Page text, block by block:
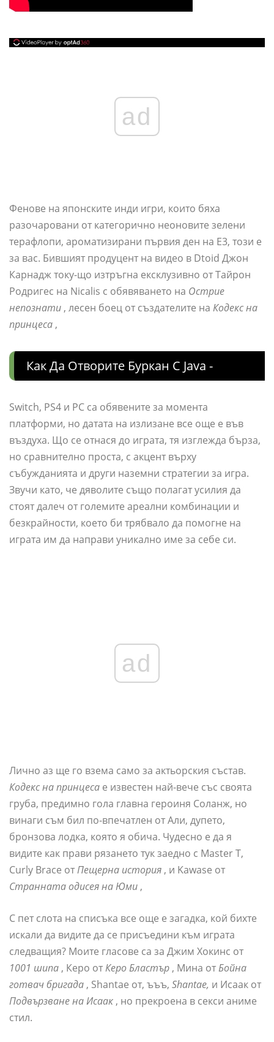
ad
Фенове на японските инди игри, които бяха
разочаровани от категорично неоновите зелени
терафлопи, ароматизирани първия ден на E3, този е
за вас. Бившият продуцент на видео в Dtoid Джон
Карнадж току-що изтръгна ексклузивно от Тайрон
Родригес на Nicalis с обявяването на Острие
непознати , лесен боец ​​от създателите на Кодекс на
принцеса ,
Как Да Отворите Буркан С Java -
Switch, PS4 и PC са обявените за момента
платформи, но датата на излизане все още е във
въздуха. Що се отнася до играта, тя изглежда бърза,
но сравнително проста, с акцент върху
събужданията и други наземни стратегии за игра.
Звучи като, че дяволите също полагат усилия да
стоят далеч от големите ареални комбинации и
безкрайности, което би трябвало да помогне на
играта им да направи уникално име за себе си.
ad
Лично аз ще го взема само за актьорския състав.
Кодекс на принцеса е известен най-вече със своята
груба, предимно гола главна героиня Соланж, но
винаги съм бил по-впечатлен от Али, дупето,
бронзова лодка, която я обича. Чудесно е да я
видите как прави рязането тук заедно с Master T,
Curly Brace отПещерна история , и Kawase от
Странната одисея на Юми ,
С пет слота на списъка все още е загадка, кой бихте
искали да видите да се присъедини към играта
следващия? Моите гласове са за Джим Хокинс от
1001 шипа , Керо отКеро Бластър , Мина отБойна
готвач бригада , Shantae от, ъъъ, Shantae, и Исаак от
Подвързване на Исаак , но прекроена в секси аниме
стил.